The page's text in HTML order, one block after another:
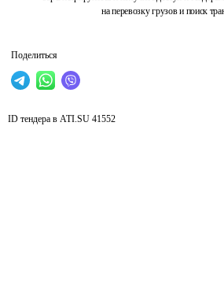
на перевозку грузов и поиск
Поделиться
ID тендера в ATI.SU 41552